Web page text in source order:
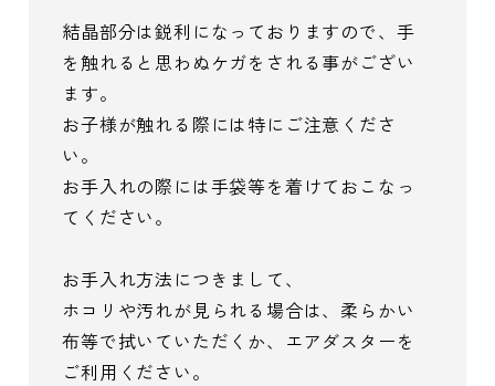
結晶部分は鋭利になっておりますので、手
を触れると思わぬケガをされる事がござい
ます。
お子様が触れる際には特にご注意くださ
い。
お手入れの際には手袋等を着けておこなっ
てください。
お手入れ方法につきまして、
ホコリや汚れが見られる場合は、柔らかい
布等で拭いていただくか、エアダスターを
ご利用ください。